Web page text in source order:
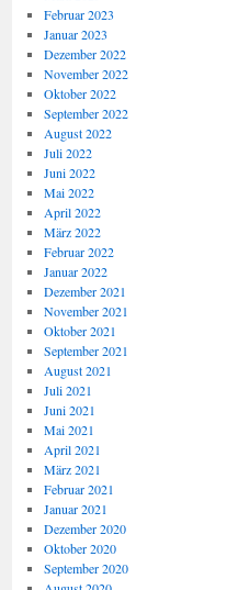
Februar 2023
Januar 2023
Dezember 2022
November 2022
Oktober 2022
September 2022
August 2022
Juli 2022
Juni 2022
Mai 2022
April 2022
März 2022
Februar 2022
Januar 2022
Dezember 2021
November 2021
Oktober 2021
September 2021
August 2021
Juli 2021
Juni 2021
Mai 2021
April 2021
März 2021
Februar 2021
Januar 2021
Dezember 2020
Oktober 2020
September 2020